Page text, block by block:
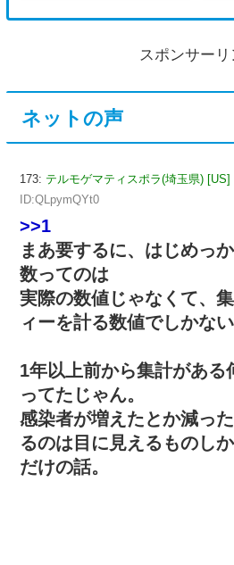
スポンサーリ
ネットの声
173: テルモゲマティスポラ(埼玉県) [US]
ID:QLpymQYt0
>>1
まあ要するに、はじめっ
数ってのは
実際の数値じゃなくて、
ィーを計る数値でしかな
1年以上前から集計がある
ってたじゃん。
感染者が増えたとか減っ
るのは目に見えるものし
だけの話。